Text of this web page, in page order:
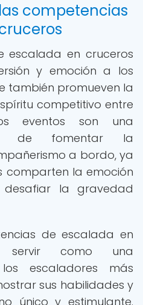
competencias
escalada en cruceros
y emoción a los
también promueven la
competitivo entre
eventos son una
de fomentar la
a bordo, ya
comparten la emoción
la gravedad
de escalada en
servir como una
escaladores más
sus habilidades y
único y estimulante.